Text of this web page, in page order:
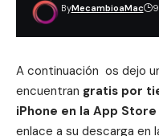
ByMecambioaMac 9
A continuación os dejo
encuentran gratis por
iPhone en la App Store
enlace a su descarga en